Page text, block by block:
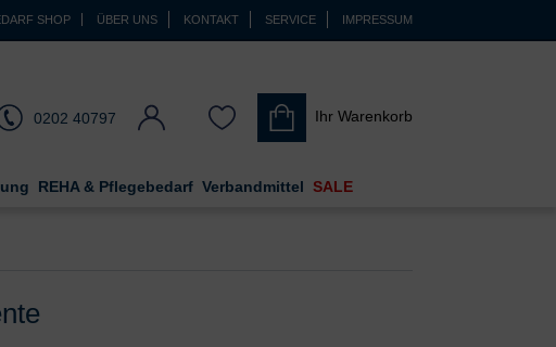
SHOP ÜBER UNS KONTAKT SERVICE IMPRESSUM
0202 40797 Ihr Warenkorb
REHA & Pflegebedarf Verbandmittel SALE